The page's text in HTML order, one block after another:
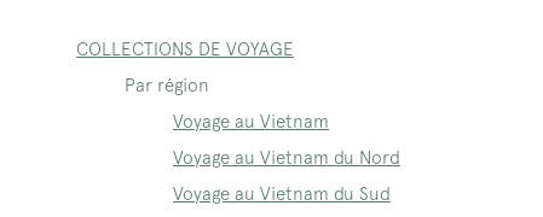
COLLECTIONS DE VOYAGE
Par région
Voyage au Vietnam
Voyage au Vietnam du Nord
Voyage au Vietnam du Sud